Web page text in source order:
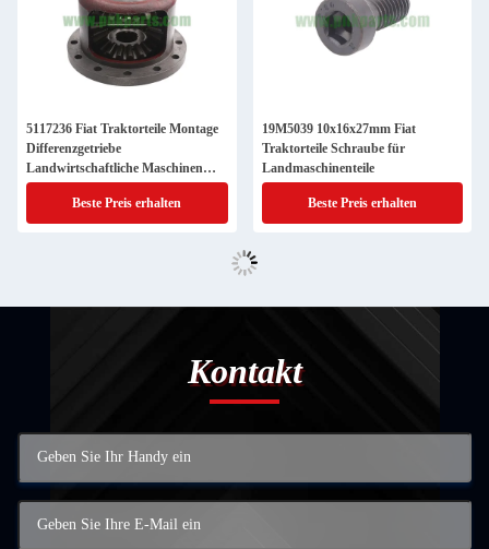
5117236 Fiat Traktorteile Montage
Differenzgetriebe
Landwirtschaftliche Maschinen
Teile
Beste Preis erhalten
19M5039 10x16x27mm Fiat
Traktorteile Schraube für
Landmaschinenteile
Beste Preis erhalten
Kontakt